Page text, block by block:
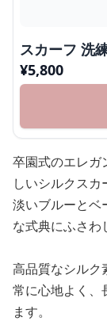
スカーフ 洗
¥5,800
卒園式のエレガ
しいシルクスカ
淡いブルーとベ
な式典にふさわ
高品質なシルク
常に心地よく、
ます。